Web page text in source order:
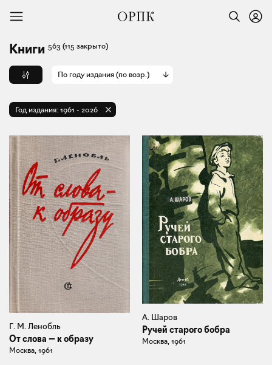
Книги 563 (115 закрыто)
По году издания (по возр.)
Год издания: 1961 - 2026
Г. М. Ленобль
От слова — к образу
Москва, 1961
А. Шаров
Ручей старого бобра
Москва, 1961